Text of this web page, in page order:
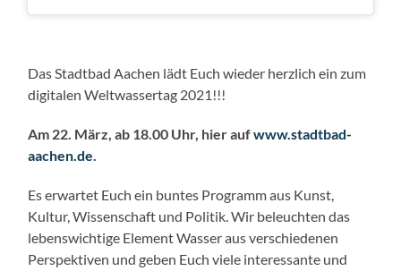
Das Stadtbad Aachen lädt Euch wieder herzlich ein zum
digitalen Weltwassertag 2021!!!
Am 22. März, ab 18.00 Uhr, hier aufwww.stadtbad-
aachen.de.
Es erwartet Euch ein buntes Programm aus Kunst,
Kultur, Wissenschaft und Politik. Wir beleuchten das
lebenswichtige Element Wasser aus verschiedenen
Perspektiven und geben Euch viele interessante und